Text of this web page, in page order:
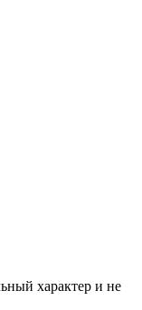
характер и не